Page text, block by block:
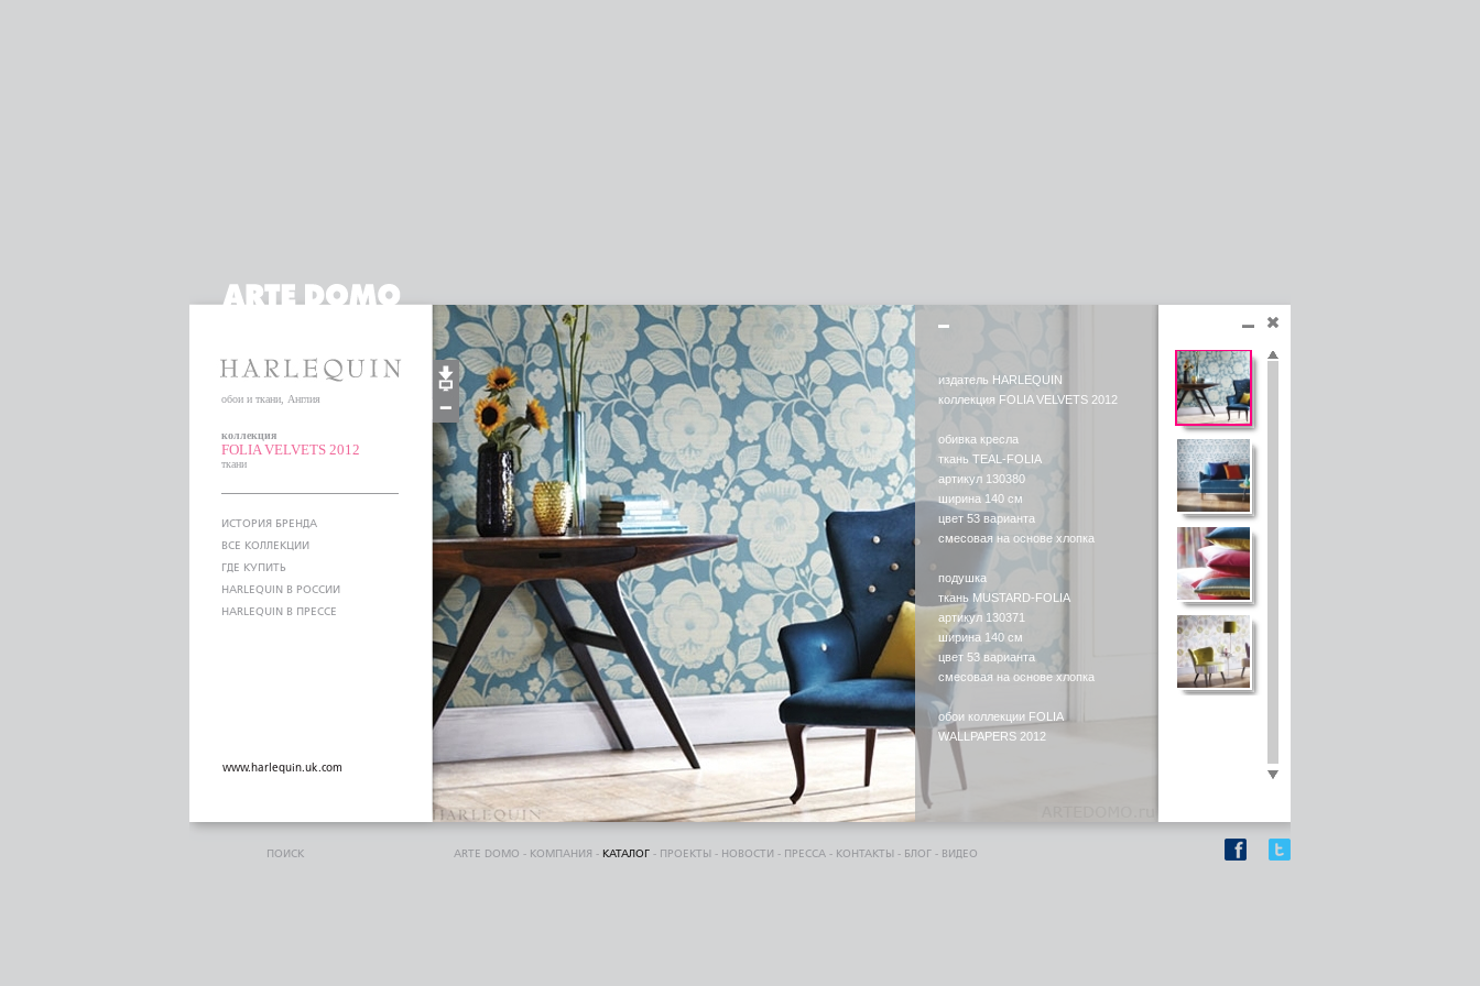
обои и ткани, Англия
коллекция
FOLIA VELVETS 2012
ткани
ИСТОРИЯ БРЕНДА
ВСЕ КОЛЛЕКЦИИ
ГДЕ КУПИТЬ
HARLEQUIN В РОССИИ
HARLEQUIN В ПРЕССЕ
www.harlequin.uk.com
ПОИСК
издатель HARLEQUIN
коллекция FOLIA VELVETS 2012
обивка кресла
ткань TEAL-FOLIA
артикул 130380
ширина 140 см
цвет 53 варианта
смесовая на основе хлопка
подушка
ткань MUSTARD-FOLIA
артикул 130371
ширина 140 см
цвет 53 варианта
смесовая на основе хлопка
обои коллекции FOLIA
WALLPAPERS 2012
ARTE DOMO - КОМПАНИЯ - КАТАЛОГ - ПРОЕКТЫ - НОВОСТИ - ПРЕССА - КОНТАКТЫ - БЛОГ - ВИДЕО